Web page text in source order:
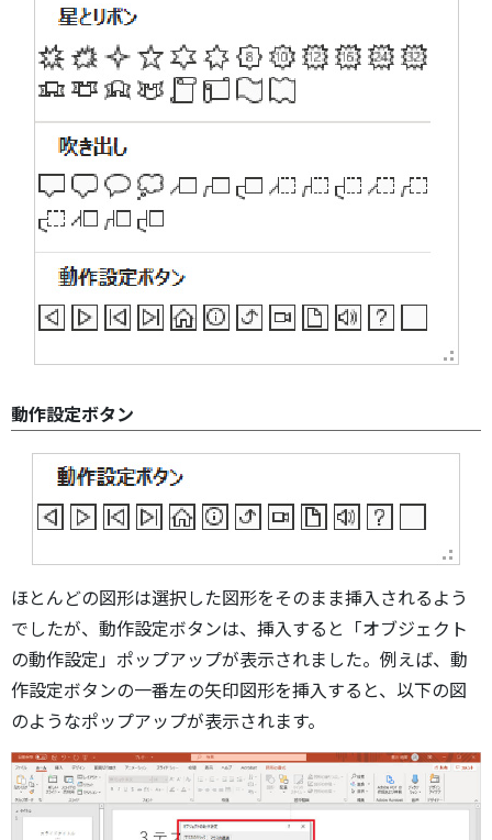
動作設定ボタン
ほとんどの図形は選択した図形をそのまま挿入されるよう
でしたが、動作設定ボタンは、挿入すると「オブジェクト
の動作設定」ポップアップが表示されました。例えば、動
作設定ボタンの一番左の矢印図形を挿入すると、以下の図
のようなポップアップが表示されます。